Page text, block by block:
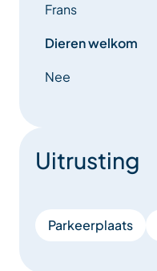
Frans
Dieren welkom
Nee
Uitrusting
Parkeerplaats